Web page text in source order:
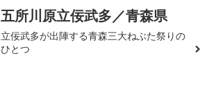
五所川原立佞武多／青森県
立佞武多が出陣する青森三大ねぶた祭りの
ひとつ